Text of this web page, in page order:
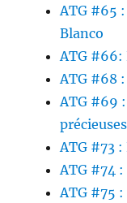
ATG #65
Blanco
ATG #66:
ATG #68
ATG #69
précieuses
ATG #73
ATG #74
ATG #75